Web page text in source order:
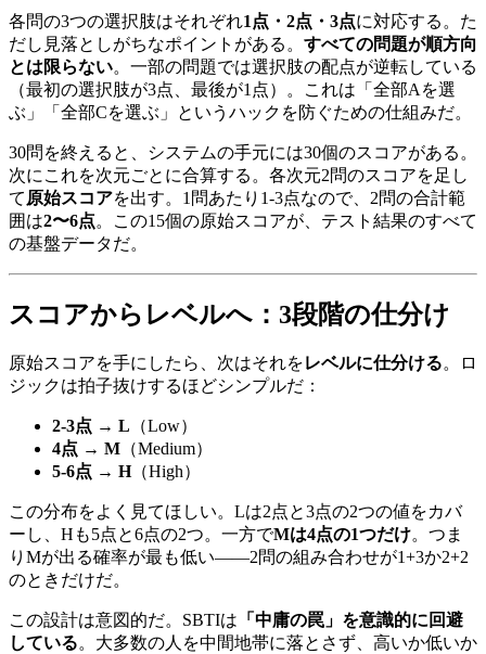
各問の3つの選択肢はそれぞれ1点・2点・3点に対応する。た
だし見落としがちなポイントがある。 すべての問題が順方向
とは限らない。一部の問題では選択肢の配点が逆転している
（最初の選択肢が3点、最後が1点）。これは「全部Aを選
ぶ」「全部Cを選ぶ」というハックを防ぐための仕組みだ。
30問を終えると、システムの手元には30個のスコアがある。
次にこれを次元ごとに合算する。各次元2問のスコアを足し
て 原始スコアを出す。1問あたり1-3点なので、2問の合計範
囲は2〜6点。この15個の原始スコアが、テスト結果のすべて
の基盤データだ。
スコアからレベルへ：3段階の仕分け
原始スコアを手にしたら、次はそれをレベルに仕分ける。ロ
ジックは拍子抜けするほどシンプルだ：
2-3点 → L （Low）
4点 → M （Medium）
5-6点 → H（High）
この分布をよく見てほしい。Lは2点と3点の2つの値をカバ
ーし、Hも5点と6点の2つ。一方でMは4点の1つだけ。つま
りMが出る確率が最も低い——2問の組み合わせが1+3か2+2
のときだけだ。
この設計は意図的だ。SBTIは 「中庸の罠」を意識的に回避
している。大多数の人を中間地帯に落とさず、高いか低いか